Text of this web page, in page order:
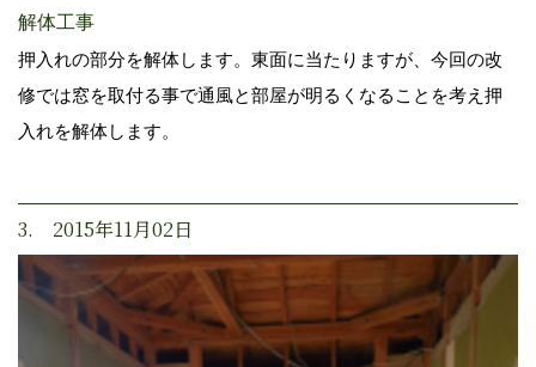
解体工事
押入れの部分を解体します。東面に当たりますが、今回の改
修では窓を取付る事で通風と部屋が明るくなることを考え押
入れを解体します。
3. 2015年11月02日